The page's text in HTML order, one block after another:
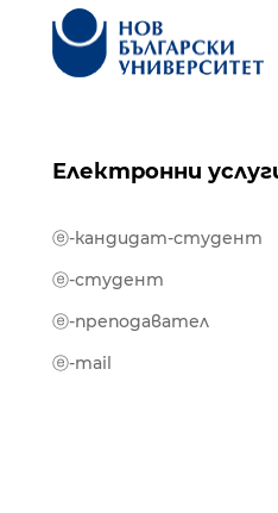
Електронни
ⓔ-кандидат-студент
ⓔ-студент
ⓔ-преподавател
ⓔ-mail